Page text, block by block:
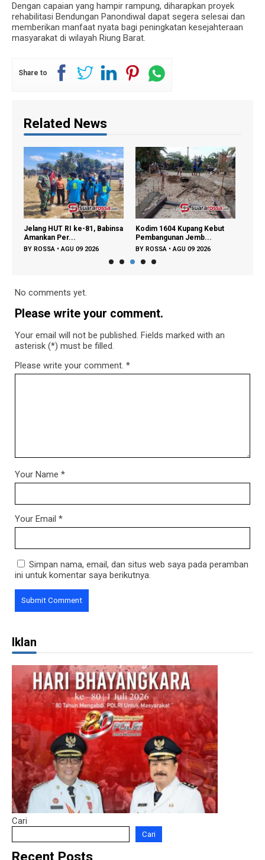
Dengan capaian yang hampir rampung, diharapkan proyek
rehabilitasi Bendungan Panondiwal dapat segera selesai dan
memberikan manfaat nyata bagi peningkatan kesejahteraan
masyarakat di wilayah Riung Barat.
Share to
Related News
Jelang HUT RI ke-81, Babinsa
Amankan Per...
BY ROSSA •AGU 09 2026
Kodim 1604 Kupang Kebut
Pembangunan Jemb...
BY ROSSA •AGU 09 2026
No comments yet.
Please write your comment.
Your email will not be published. Fields marked with an
asterisk (*) must be filled.
Please write your comment. *
Your Name *
Your Email *
Simpan nama, email, dan situs web saya pada peramban
ini untuk komentar saya berikutnya.
Iklan
Cari
Cari
Recent Posts